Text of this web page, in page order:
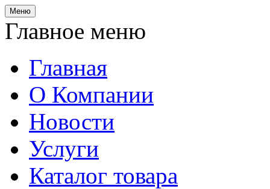
Меню
Главное меню
Главная
О Компании
Новости
Услуги
Каталог товара